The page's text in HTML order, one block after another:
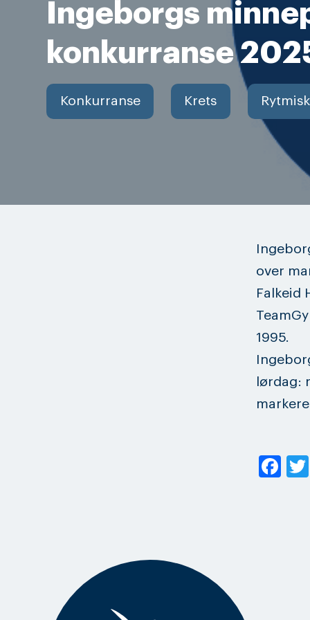
Ingeborgs
konkurranse
Konkurranse Krets
over
Falkeid
1995.
lørdag: